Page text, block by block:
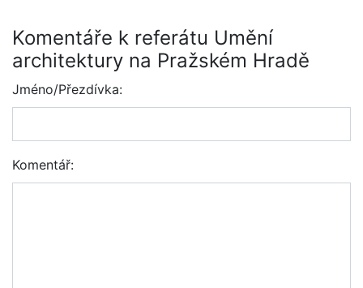
Komentáře k referátu Umění
architektury na Pražském Hradě
Jméno/Přezdívka:
Komentář: